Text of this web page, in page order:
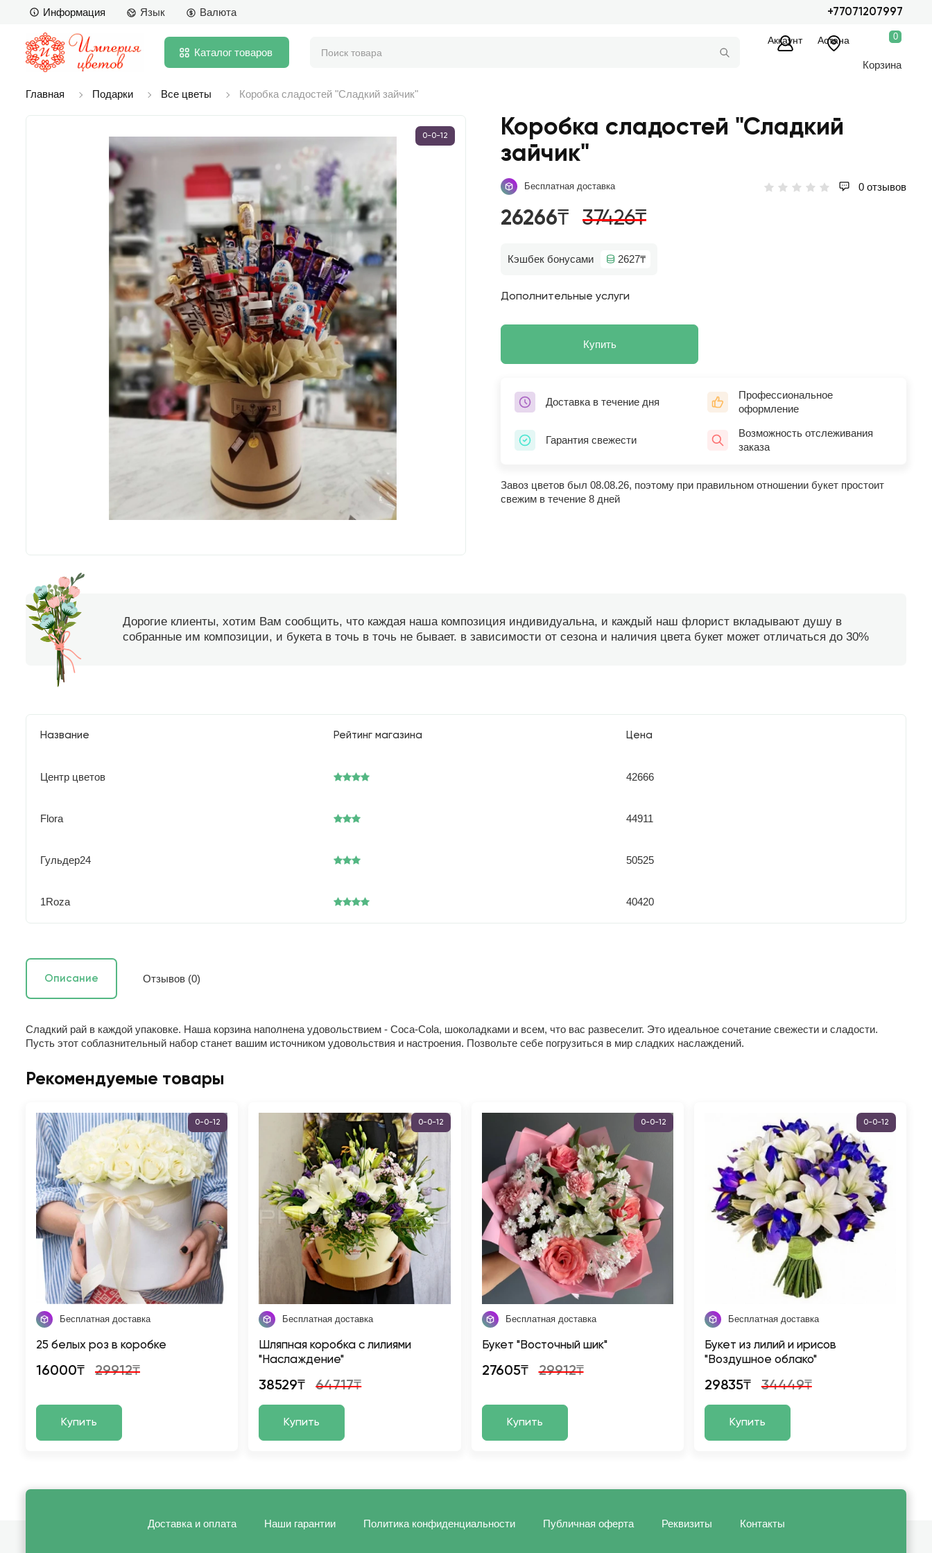
Информация Язык Валюта +77071207997
Каталог товаров
Аккаунт Астана 0
Корзина
Главная Подарки Все цветы Коробка сладостей "Сладкий зайчик"
0-0-12
Коробка сладостей "Сладкий
зайчик"
Бесплатная доставка 0 отзывов
26266₸ 37426₸
Кэшбек бонусами 2627₸
Дополнительные услуги
Купить
Доставка в течение дня
Профессиональное
оформление
Гарантия свежести
Возможность отслеживания
заказа
Завоз цветов был 08.08.26, поэтому при правильном отношении букет простоит
свежим в течение 8 дней
Дорогие клиенты, хотим Вам сообщить, что каждая наша композиция индивидуальна, и каждый наш флорист вкладывают душу в
собранные им композиции, и букета в точь в точь не бывает. в зависимости от сезона и наличия цвета букет может отличаться до 30%
Название Рейтинг магазина Цена
Центр цветов 42666
Flora 44911
Гульдер24 50525
1Roza 40420
Описание Отзывов (0)
Сладкий рай в каждой упаковке. Наша корзина наполнена удовольствием - Coca-Cola, шоколадками и всем, что вас развеселит. Это идеальное сочетание свежести и сладости.
Пусть этот соблазнительный набор станет вашим источником удовольствия и настроения. Позвольте себе погрузиться в мир сладких наслаждений.
Рекомендуемые товары
0-0-12
Бесплатная доставка
25 белых роз в коробке
16000₸ 29912₸
Купить
0-0-12
Бесплатная доставка
Шляпная коробка с лилиями
"Наслаждение"
38529₸ 64717₸
Купить
0-0-12
Бесплатная доставка
Букет "Восточный шик"
27605₸ 29912₸
Купить
0-0-12
Бесплатная доставка
Букет из лилий и ирисов
"Воздушное облако"
29835₸ 34449₸
Купить
Доставка и оплата Наши гарантии Политика конфиденциальности Публичная оферта Реквизиты Контакты